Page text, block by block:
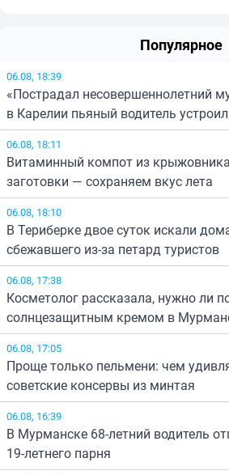
Популярное
06.08, 18:39
«Пострадал несовершеннолетний
в Карелии пьяный водитель
06.08, 18:11
Витаминный компот из
заготовки — сохраняем вкус лета
06.08, 18:10
В Териберке двое суток искали
сбежавшего из-за петард туристов
06.08, 17:38
Косметолог рассказала, нужно ли
солнцезащитным кремом в
06.08, 17:05
Проще только пельмени: чем
советские консервы из минтая
06.08, 16:39
В Мурманске 68-летний водитель
19-летнего парня